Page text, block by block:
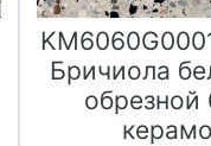
Бричиола